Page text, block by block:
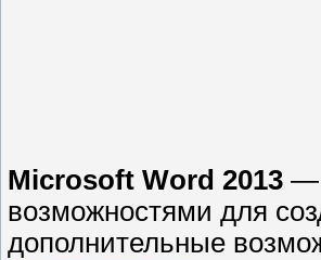
Microsoft Word 2013 —
возможностями для
дополнительные